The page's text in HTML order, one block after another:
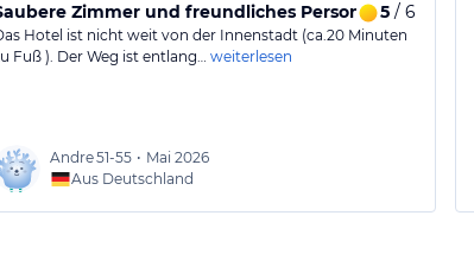
Zimmer und freundliches Personal5/ 6
Hotel ist nicht weit von der Innenstadt (ca.20 Minuten
Fuß ). Der Weg ist entlang… weiterlesen
Andre51-55 • Mai 2026
Aus Deutschland